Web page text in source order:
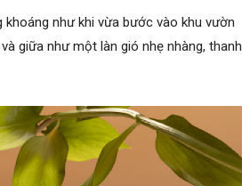
khoáng như khi vừa bước vào khu vườn
giữa như một làn gió nhẹ nhàng, thanh